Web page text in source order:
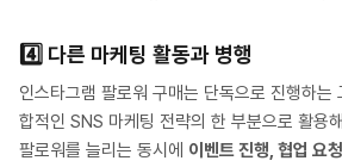
4️⃣ 다른 마케팅 활동과 병행
인스타그램 팔로워 구매는 단독으로 진행하는
합적인 SNS 마케팅 전략의 한 부분으로 활용
팔로워를 늘리는 동시에 이벤트 진행, 협업 요